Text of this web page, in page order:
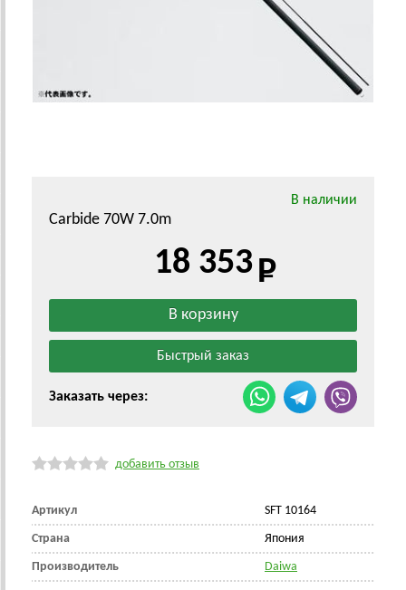
В наличии
Carbide 70W 7.0m
18 353
Заказать через:
добавить отзыв
Артикул SFT 10164
Страна Япония
Производитель Daiwa